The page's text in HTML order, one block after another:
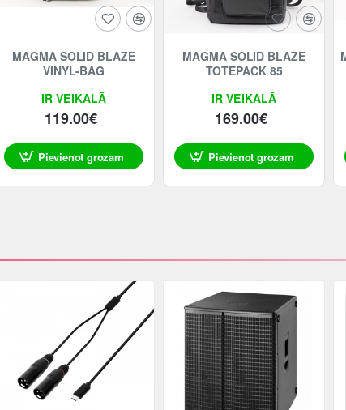
IR VEIKALĀ
MAGMA SOLID BLAZE
VINYL-BAG
119.00€
Pievienot grozam
IR VEIKALĀ
MAGMA SOLID BLAZE
TOTEPACK 85
169.00€
Pievienot grozam